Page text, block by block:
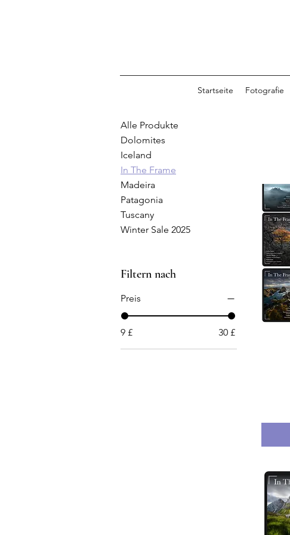
Startseite Fotografie
Alle Produkte
Dolomites
Iceland
In The Frame
Madeira
Patagonia
Tuscany
Winter Sale 2025
Filtern nach
Preis
9 £ 30 £